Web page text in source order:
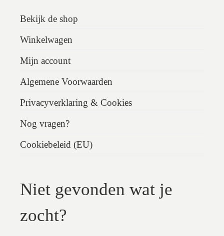
Bekijk de shop
Winkelwagen
Mijn account
Algemene Voorwaarden
Privacyverklaring & Cookies
Nog vragen?
Cookiebeleid (EU)
Niet gevonden wat je
zocht?